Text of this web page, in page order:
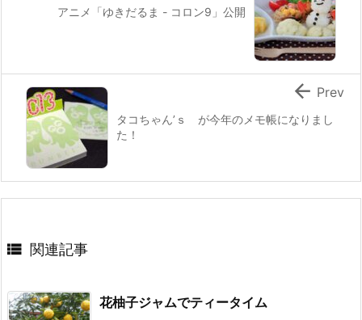
アニメ「ゆきだるま - コロン9」公開
タコちゃん’ｓ が今年のメモ帳になりまし
た！
 Prev
 関連記事
花柚子ジャムでティータイム